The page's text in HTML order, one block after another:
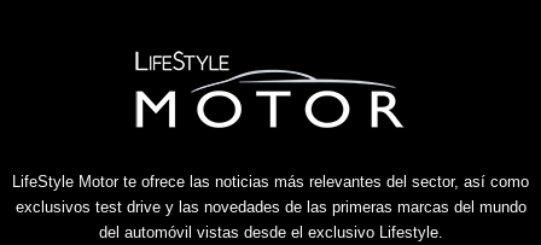
LifeStyle Motor te ofrece las noticias más relevantes del sector, así como
exclusivos test drive y las novedades de las primeras marcas del mundo
del automóvil vistas desde el exclusivo Lifestyle.